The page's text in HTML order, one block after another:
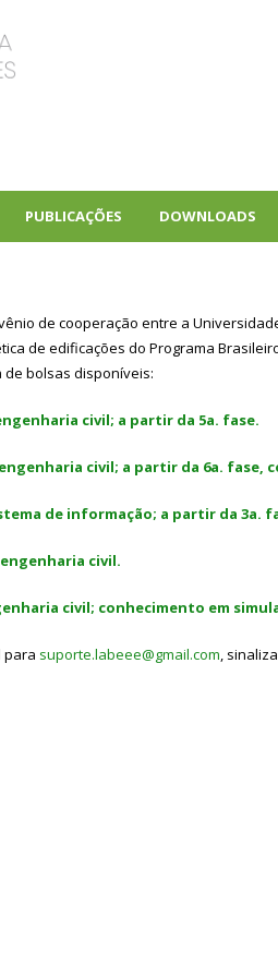
PUBLICAÇÕES DOWNLOADS
de cooperação entre a
de edificações do Programa
de bolsas disponíveis:
civil; a partir da 5a. fase.
civil; a partir da 6a.
de informação; a partir da 3a.
engenharia civil.
civil; conhecimento em
para suporte.labeee@gmail.com,